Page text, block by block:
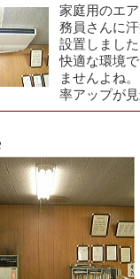
家庭用のエ
務員さんに
設置しまし
快適な環境
ませんよね
率アップが